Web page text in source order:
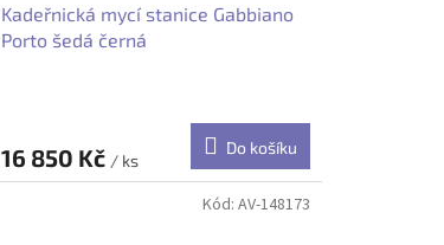
Kadeřnická mycí stanice Gabbiano
Porto šedá černá
16 850 Kč / ks
Do košíku
Kód: AV-148173